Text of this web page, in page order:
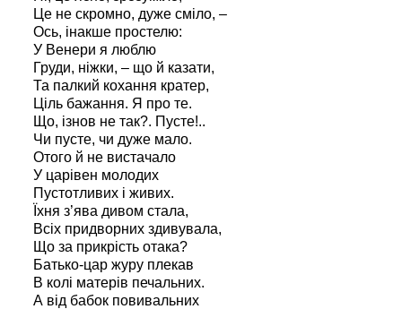
Це не скромно, дуже сміло, –
Ось, інакше простелю:
У Венери я люблю
Груди, ніжки, – що й казати,
Та палкий кохання кратер,
Ціль бажання. Я про те.
Що, ізнов не так?. Пусте!..
Чи пусте, чи дуже мало.
Отого й не вистачало
У царівен молодих
Пустотливих і живих.
Їхня з’ява дивом стала,
Всіх придворних здивувала,
Що за прикрість отака?
Батько-цар журу плекав
В колі матерів печальних.
А від бабок повивальних